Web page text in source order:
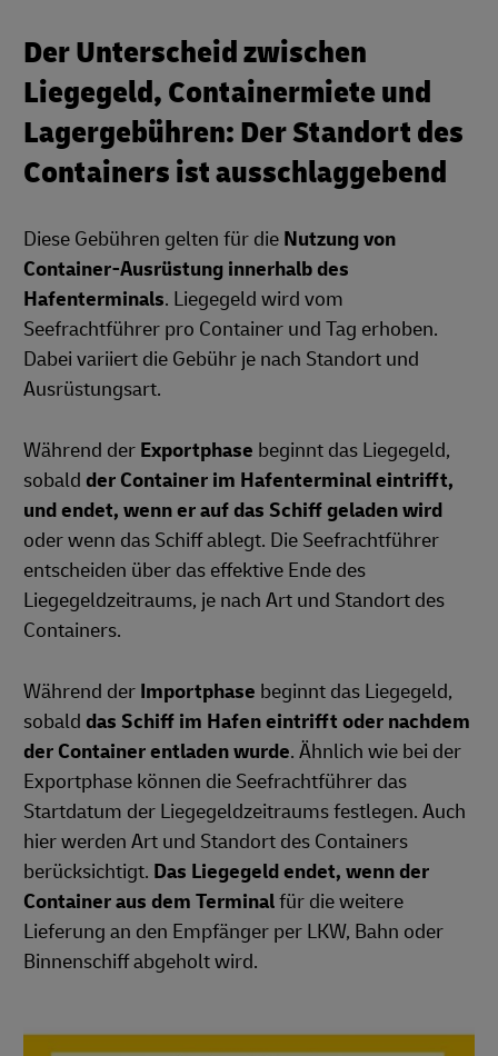
Der Unterscheid zwischen
Liegegeld, Containermiete und
Lagergebühren: Der Standort des
Containers ist ausschlaggebend
Diese Gebühren gelten für die Nutzung von
Container-Ausrüstung innerhalb des
Hafenterminals. Liegegeld wird vom
Seefrachtführer pro Container und Tag erhoben.
Dabei variiert die Gebühr je nach Standort und
Ausrüstungsart.
Während der Exportphase beginnt das Liegegeld,
sobald der Container im Hafenterminal eintrifft,
und endet, wenn er auf das Schiff geladen wird
oder wenn das Schiff ablegt. Die Seefrachtführer
entscheiden über das effektive Ende des
Liegegeldzeitraums, je nach Art und Standort des
Containers.
Während der Importphase beginnt das Liegegeld,
sobald das Schiff im Hafen eintrifft oder nachdem
der Container entladen wurde. Ähnlich wie bei der
Exportphase können die Seefrachtführer das
Startdatum der Liegegeldzeitraums festlegen. Auch
hier werden Art und Standort des Containers
berücksichtigt. Das Liegegeld endet, wenn der
Container aus dem Terminalfür die weitere
Lieferung an den Empfänger per LKW, Bahn oder
Binnenschiff abgeholt wird.